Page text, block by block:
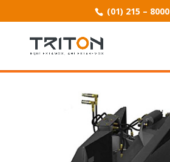
(01) 215 – 8000